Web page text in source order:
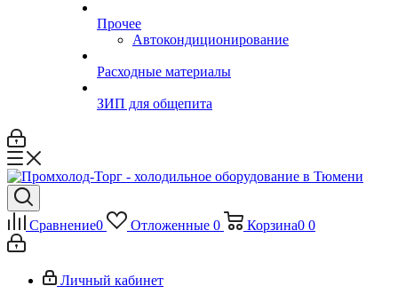
Прочее
Автокондиционирование
Расходные материалы
ЗИП для общепита
Сравнение0 Отложенные 0 Корзина0 0
Личный кабинет